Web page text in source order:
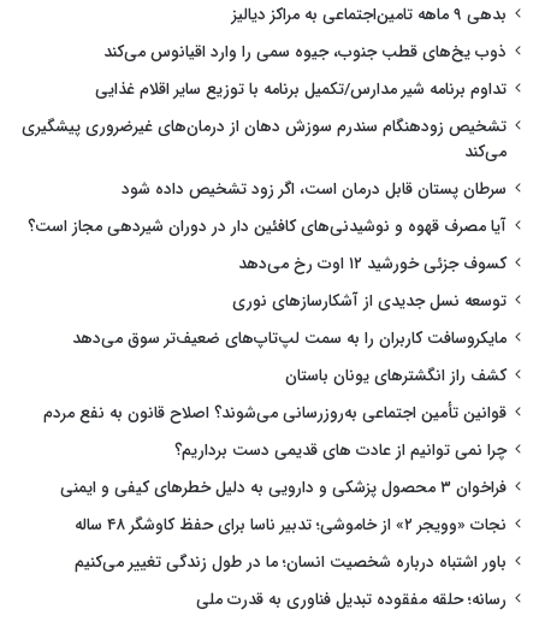
بدهی ۹ ماهه تامین‌اجتماعی به مراکز دیالیز
ذوب یخ‌های قطب جنوب، جیوه سمی را وارد اقیانوس می‌کند
تداوم برنامه شیر مدارس/تکمیل برنامه با توزیع سایر اقلام غذایی
تشخیص زودهنگام سندرم سوزش دهان از درمان‌های غیرضروری پیشگیری
می‌کند
سرطان پستان قابل درمان است، اگر زود تشخیص داده شود
آیا مصرف قهوه و نوشیدنی‌های کافئین دار در دوران شیردهی مجاز است؟
کسوف جزئی خورشید ۱۲ اوت رخ می‌دهد
توسعه نسل جدیدی از آشکارسازهای نوری
مایکروسافت کاربران را به سمت لپ‌تاپ‌های ضعیف‌تر سوق می‌دهد
کشف راز انگشترهای یونان باستان
قوانین تأمین اجتماعی به‌روزرسانی می‌شوند؟ اصلاح قانون به نفع مردم
چرا نمی توانیم از عادت های قدیمی دست برداریم؟
فراخوان ۳ محصول پزشکی و دارویی به دلیل خطرهای کیفی و ایمنی
نجات «وویجر ۲» از خاموشی؛ تدبیر ناسا برای حفظ کاوشگر ۴۸ ساله
باور اشتباه درباره شخصیت انسان؛ ما در طول زندگی تغییر می‌کنیم
رسانه؛ حلقه مفقوده تبدیل فناوری به قدرت ملی